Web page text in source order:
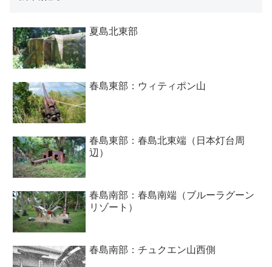
夏島北東部
春島東部：ウィティポン山
春島東部：春島北東端（日本灯台周
辺）
春島南部：春島南端（ブルーラグーン
リゾート）
春島南部：チュクエン山西側